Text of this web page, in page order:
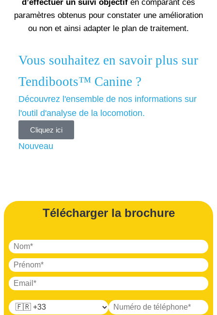
d’effectuer un suivi objectif en comparant ces
paramètres obtenus pour constater une amélioration
ou non et ainsi adapter le plan de traitement.
Vous souhaitez en savoir plus sur
Tendiboots™ Canine ?
Découvrez l'ensemble de nos informations sur
l'outil d'analyse de la locomotion.
Cliquez ici
Nouveau
Télécharger la brochure